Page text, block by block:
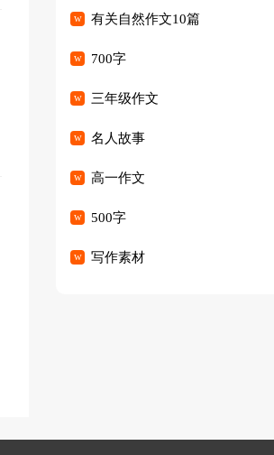
有关自然作文10篇
700字
三年级作文
名人故事
高一作文
500字
写作素材